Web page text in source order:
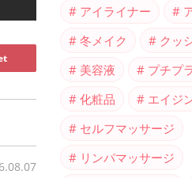
アイライナー
冬メイク
クッ
美容液
プチプ
化粧品
エイジ
セルフマッサージ
リンパマッサージ